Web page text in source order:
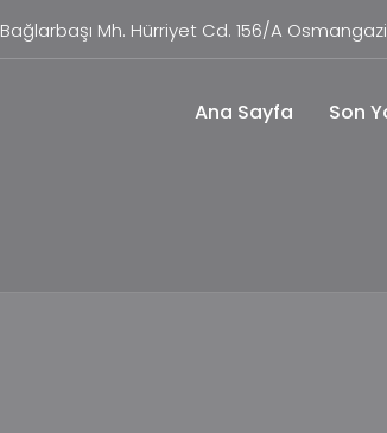
Bağlarbaşı Mh. Hürriyet Cd. 156/A
Ana Sayfa Son